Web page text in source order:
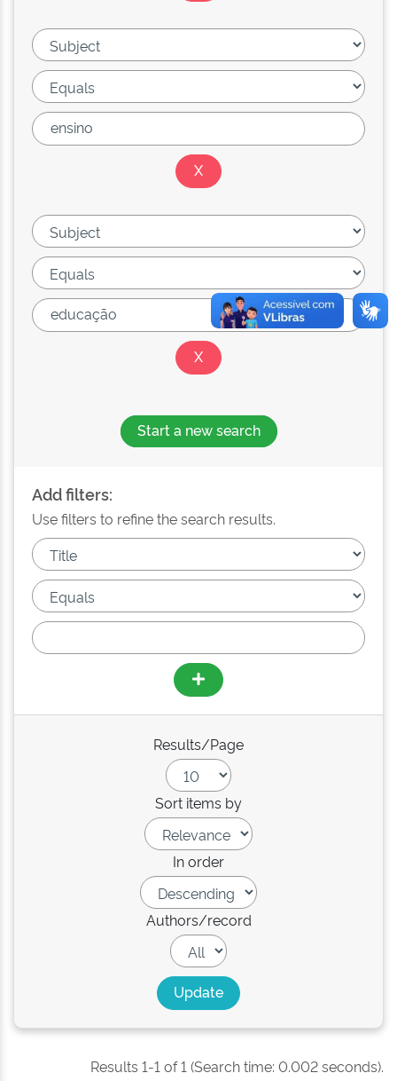
Start a new search
Add filters:
Use filters to refine the search results.
Results/Page
Sort items by
In order
Authors/record
Results 1-1 of 1 (Search time: 0.002 seconds).